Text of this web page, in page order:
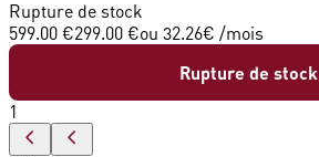
Rupture de stock
599.00 €299.00 €ou 32.26€ /mois
Rupture de stock
1